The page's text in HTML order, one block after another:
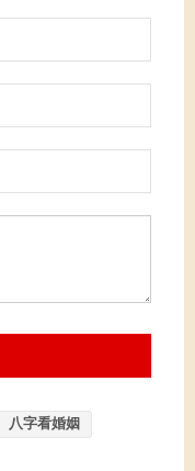
八字看婚姻